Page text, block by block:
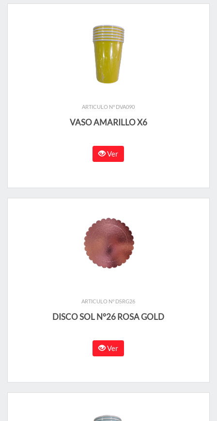
ARTICULO N° DVA090
VASO AMARILLO X6
Ver
ARTICULO N° DSRG26
DISCO SOL N°26 ROSA GOLD
Ver